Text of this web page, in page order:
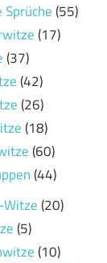
(55)
(17)
(37)
(42)
(26)
(18)
(60)
(44)
(20)
(5)
(10)